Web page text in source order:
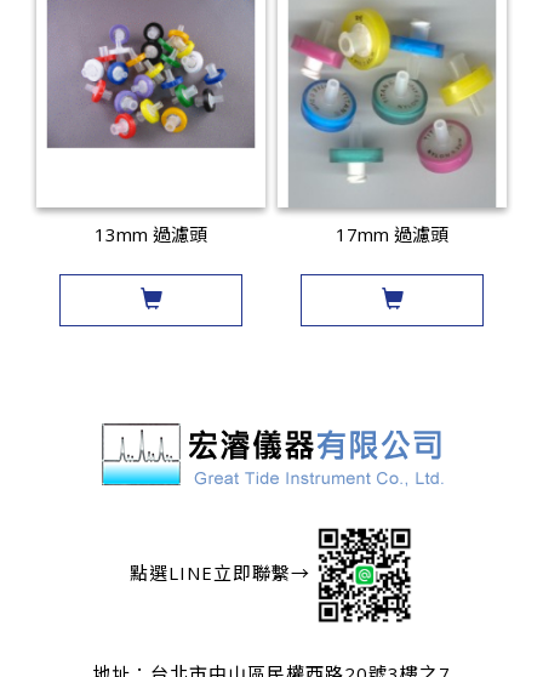
13mm 過濾頭 17mm 過濾頭
點選LINE立即聯繫→